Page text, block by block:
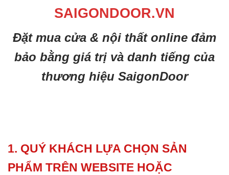
SAIGONDOOR.VN
Đặt mua cửa & nội thất online đảm
bảo bằng giá trị và danh tiếng của
thương hiệu SaigonDoor
1. QUÝ KHÁCH LỰA CHỌN SẢN
PHẨM TRÊN WEBSITE HOẶC